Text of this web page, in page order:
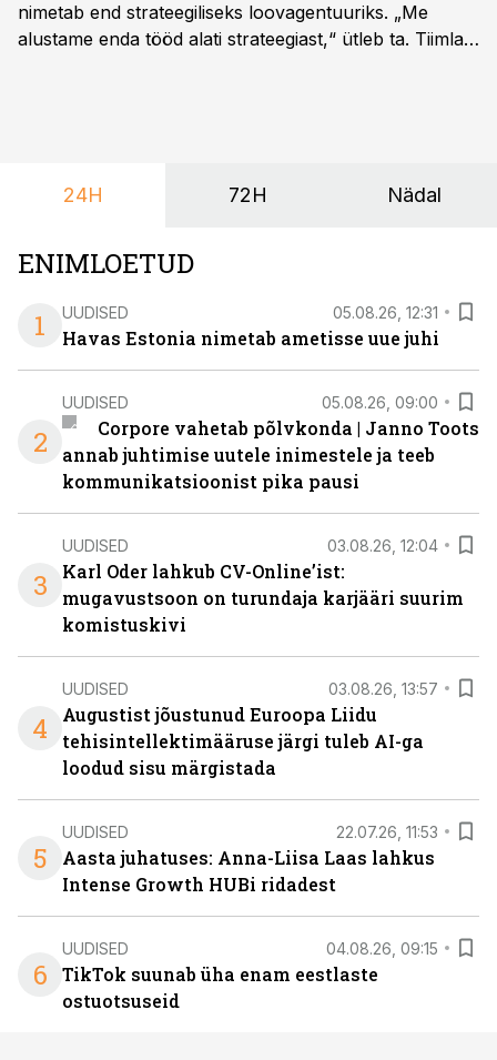
nimetab end strateegiliseks loovagentuuriks. „Me
alustame enda tööd alati strateegiast,“ ütleb ta. Tiimla
24H 72H Nädal
ENIMLOETUD
1
UUDISED 05.08.26, 12:31
Havas Estonia nimetab ametisse uue juhi
2
UUDISED 05.08.26, 09:00
Corpore vahetab põlvkonda | Janno Toots
annab juhtimise uutele inimestele ja teeb
kommunikatsioonist pika pausi
3
UUDISED 03.08.26, 12:04
Karl Oder lahkub CV-Online’ist:
mugavustsoon on turundaja karjääri suurim
komistuskivi
4
UUDISED 03.08.26, 13:57
Augustist jõustunud Euroopa Liidu
tehisintellektimääruse järgi tuleb AI-ga
loodud sisu märgistada
5
UUDISED 22.07.26, 11:53
Aasta juhatuses: Anna-Liisa Laas lahkus
Intense Growth HUBi ridadest
6
UUDISED 04.08.26, 09:15
TikTok suunab üha enam eestlaste
ostuotsuseid